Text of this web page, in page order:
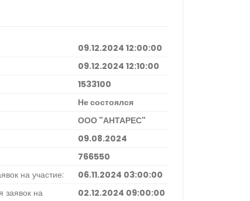
09.12.2024 12:00:00
09.12.2024 12:10:00
1533100
Не состоялся
ООО "АНТАРЕС"
09.08.2024
766550
на участие:
06.11.2024 03:00:00
заявок на
02.12.2024 09:00:00